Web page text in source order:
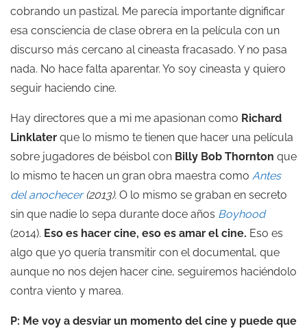
cobrando un pastizal. Me parecía importante dignificar
esa consciencia de clase obrera en la película con un
discurso más cercano al cineasta fracasado. Y no pasa
nada. No hace falta aparentar. Yo soy cineasta y quiero
seguir haciendo cine.
Hay directores que a mi me apasionan como Richard
Linklater que lo mismo te tienen que hacer una película
sobre jugadores de béisbol con Billy Bob Thornton que
lo mismo te hacen un gran obra maestra como Antes
del anochecer(2013). O lo mismo se graban en secreto
sin que nadie lo sepa durante doce años Boyhood
(2014). Eso es hacer cine, eso es amar el cine. Eso es
algo que yo quería transmitir con el documental, que
aunque no nos dejen hacer cine, seguiremos haciéndolo
contra viento y marea.
P: Me voy a desviar un momento del cine y puede que